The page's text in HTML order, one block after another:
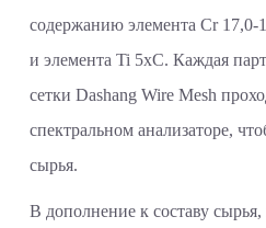
содержанию элемента Cr 17,0-
и элемента Ti 5xC. Каждая
сетки Dashang Wire Mesh
спектральном анализаторе,
сырья.
В дополнение к составу